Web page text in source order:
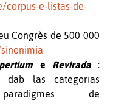
corpus-e-listas-de-
Congrès de 500 000
e Revirada
:
las categorias
de